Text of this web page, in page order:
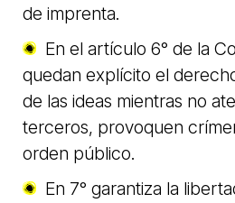
de imprenta.
En el artículo 6° de la
quedan explícito el
de las ideas mientras no
terceros, provoquen
orden público.
En 7° garantiza la